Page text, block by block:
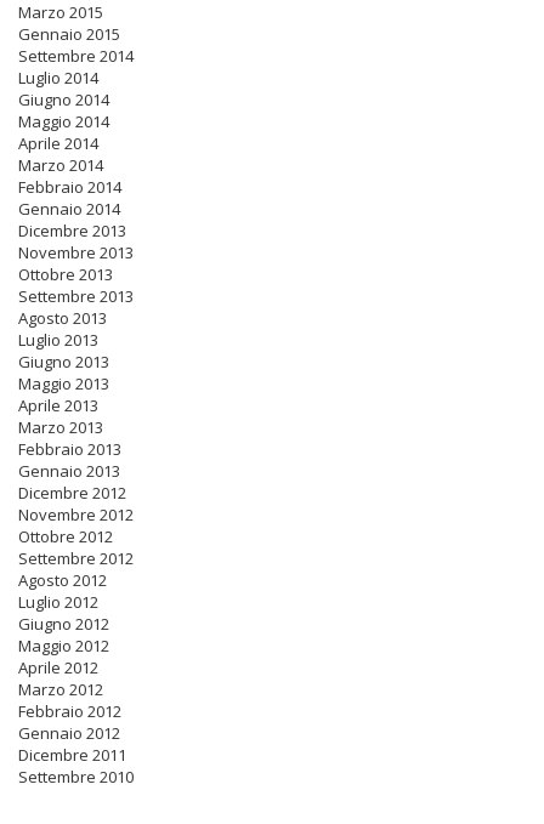
Marzo 2015
Gennaio 2015
Settembre 2014
Luglio 2014
Giugno 2014
Maggio 2014
Aprile 2014
Marzo 2014
Febbraio 2014
Gennaio 2014
Dicembre 2013
Novembre 2013
Ottobre 2013
Settembre 2013
Agosto 2013
Luglio 2013
Giugno 2013
Maggio 2013
Aprile 2013
Marzo 2013
Febbraio 2013
Gennaio 2013
Dicembre 2012
Novembre 2012
Ottobre 2012
Settembre 2012
Agosto 2012
Luglio 2012
Giugno 2012
Maggio 2012
Aprile 2012
Marzo 2012
Febbraio 2012
Gennaio 2012
Dicembre 2011
Settembre 2010